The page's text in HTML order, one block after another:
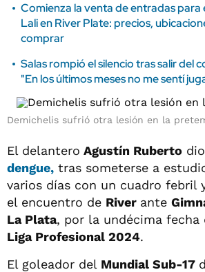
Comienza la venta de entradas para
Lali en River Plate: precios,
comprar
Salas rompió el silencio tras salir del
"En los últimos meses no me sentí
Demichelis sufrió otra lesión en la
El delantero Agustín Ruberto
dengue, tras someterse a
varios días con un cuadro febril
el encuentro de River ante
La Plata, por la undécima fecha
Liga Profesional 2024.
El goleador del Mundial Sub-17